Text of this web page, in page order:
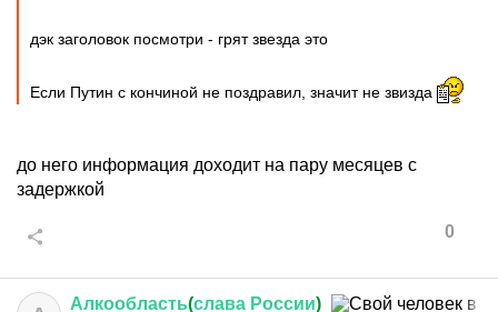
дэк заголовок посмотри - грят звезда это
Если Путин с кончиной не поздравил, значит не звизда
до него информация доходит на пару месяцев с
задержкой
0
Алкообласть(слава России)